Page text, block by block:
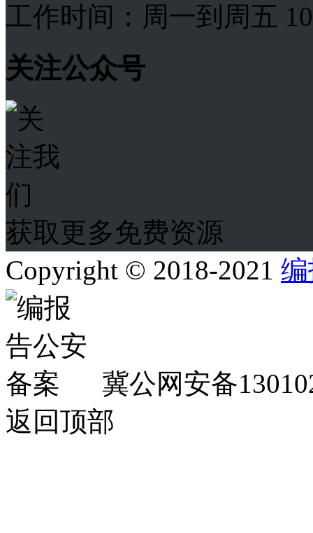
工作时间：周一到周五
关注公众号
获取更多免费资源
Copyright © 2018-2021
冀公网安备
返回顶部